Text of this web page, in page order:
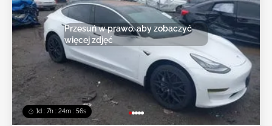
1d : 7h : 24m : 54s
Przesuń w prawo, aby zobaczyć
więcej zdjęć